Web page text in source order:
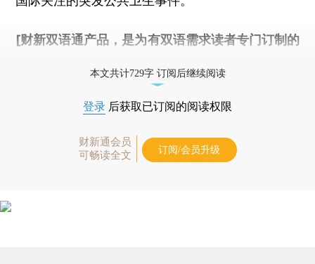
[财新双语通产品，是为有双语需求读者专门订制的
本文共计729字 订阅后继续阅读
登录 后获取已订阅的阅读权限
财新通会员
可畅读全文
订阅/会员升级